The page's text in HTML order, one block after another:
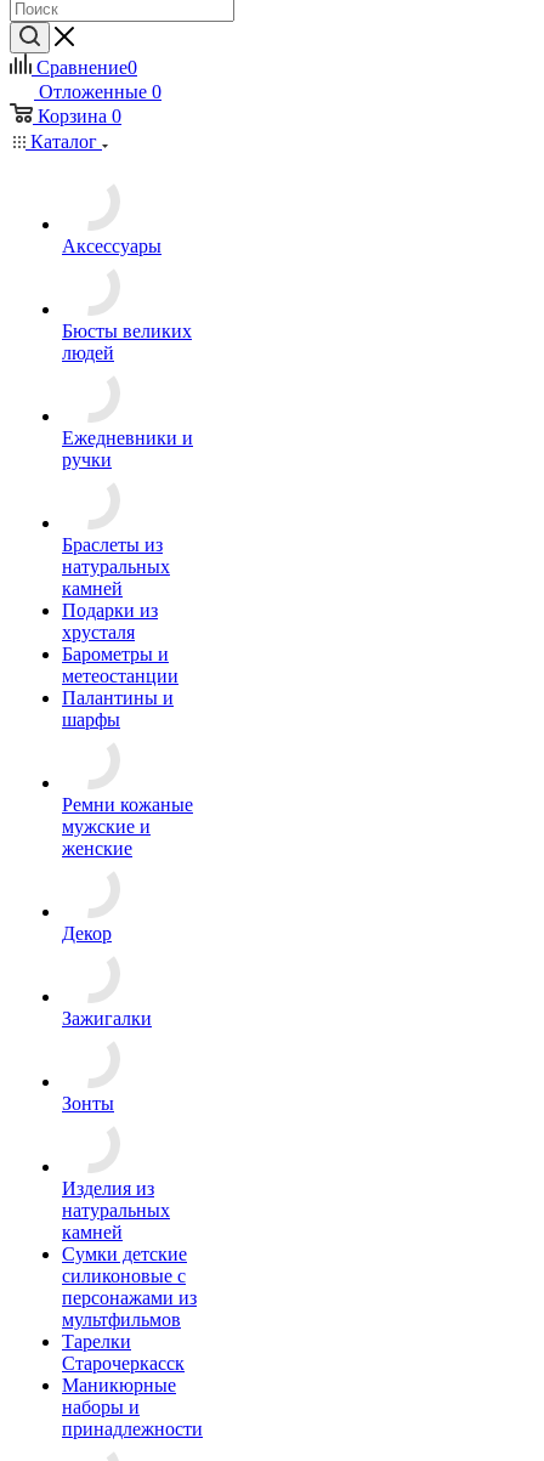
Сравнение0
Отложенные 0
Корзина 0
Каталог
Аксессуары
Бюсты великих
людей
Ежедневники и
ручки
Браслеты из
натуральных
камней
Подарки из
хрусталя
Барометры и
метеостанции
Палантины и
шарфы
Ремни кожаные
мужские и
женские
Декор
Зажигалки
Зонты
Изделия из
натуральных
камней
Сумки детские
силиконовые с
персонажами из
мультфильмов
Тарелки
Старочеркасск
Маникюрные
наборы и
принадлежности